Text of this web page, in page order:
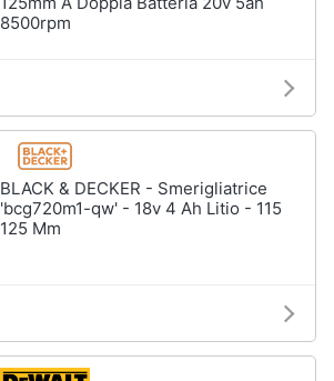
8500rpm
BLACK & DECKER - Smerigliatrice
'bcg720m1-qw' - 18v 4 Ah Litio - 115
125 Mm